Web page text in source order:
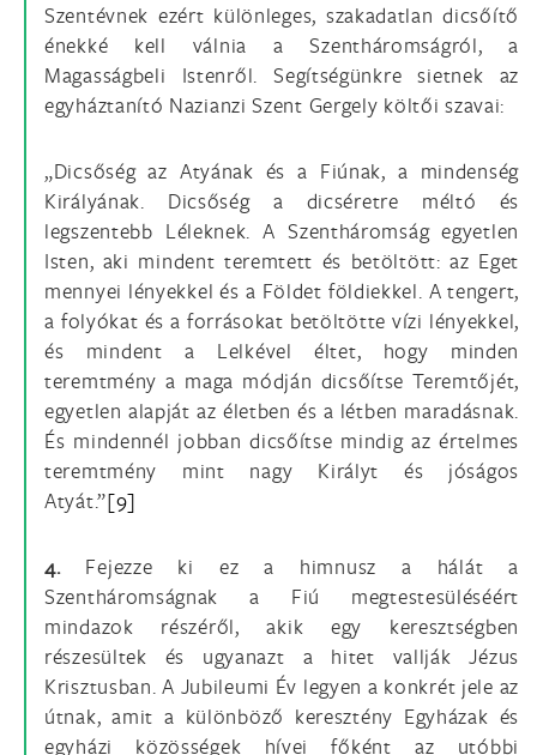
Szentévnek ezért különleges, szakadatlan dicsőítő
énekké kell válnia a Szentháromságról, a
Magasságbeli Istenről. Segítségünkre sietnek az
egyháztanító Nazianzi Szent Gergely költői szavai:
„Dicsőség az Atyának és a Fiúnak, a mindenség
Királyának. Dicsőség a dicséretre méltó és
legszentebb Léleknek. A Szentháromság egyetlen
Isten, aki mindent teremtett és betöltött: az Eget
mennyei lényekkel és a Földet földiekkel. A tengert,
a folyókat és a forrásokat betöltötte vízi lényekkel,
és mindent a Lelkével éltet, hogy minden
teremtmény a maga módján dicsőítse Teremtőjét,
egyetlen alapját az életben és a létben maradásnak.
És mindennél jobban dicsőítse mindig az értelmes
teremtmény mint nagy Királyt és jóságos
Atyát.”[9]
4.Fejezze ki ez a himnusz a hálát a
Szentháromságnak a Fiú megtestesüléséért
mindazok részéről, akik egy keresztségben
részesültek és ugyanazt a hitet vallják Jézus
Krisztusban. A Jubileumi Év legyen a konkrét jele az
útnak, amit a különböző keresztény Egyházak és
egyházi közösségek hívei főként az utóbbi